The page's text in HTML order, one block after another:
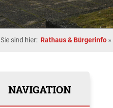
Sie sind hier: Rathaus & Bürgerinfo »
NAVIGATION